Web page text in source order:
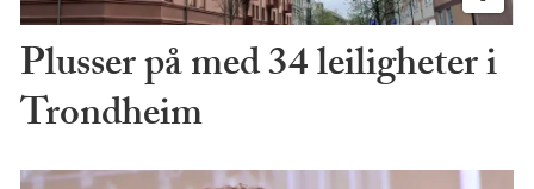
Plusser på med 34 leiligheter i
Trondheim